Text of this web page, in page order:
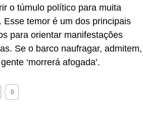
o túmulo político para muita
Esse temor é um dos principais
para orientar manifestações
Se o barco naufragar, admitem,
‘morrerá afogada’.
0